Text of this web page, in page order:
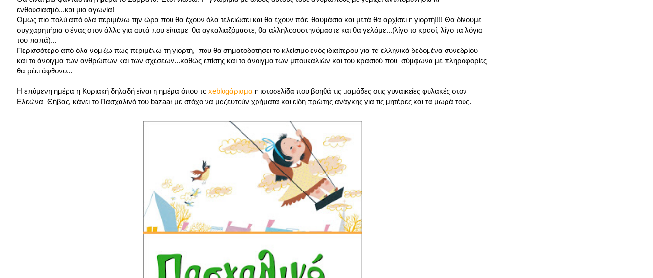
ενθουσιασμό...και μια αγωνία!
Όμως πιο πολύ από όλα περιμένω την ώρα που θα έχουν όλα τελειώσει και θα έχουν πάει θαυμάσια και μετά θα αρχίσει η γιορτή!!!! Θα δίνουμε
συγχαρητήρια ο ένας στον άλλο για αυτά που είπαμε, θα αγκαλιαζόμαστε, θα αλληλοσυστηνόμαστε και θα γελάμε...(λίγο το κρασί, λίγο τα λόγια
του παπά)...
Περισσότερο από όλα νομίζω πως περιμένω τη γιορτή, που θα σηματοδοτήσει το κλείσιμο ενός ιδιαίτερου για τα ελληνικά δεδομένα συνεδρίου
και το άνοιγμα των ανθρώπων και των σχέσεων...καθώς επίσης και το άνοιγμα των μπουκαλιών και του κρασιού που σύμφωνα με πληροφορίες
θα ρέει άφθονο...
Η επόμενη ημέρα η Κυριακή δηλαδή είναι η ημέρα όπου το xeblogάρισμα η ιστοσελίδα που βοηθά τις μαμάδες στις γυναικείες φυλακές στον
Ελεώνα Θήβας, κάνει το Πασχαλινό του bazaar με στόχο να μαζευτούν χρήματα και είδη πρώτης ανάγκης για τις μητέρες και τα μωρά τους.